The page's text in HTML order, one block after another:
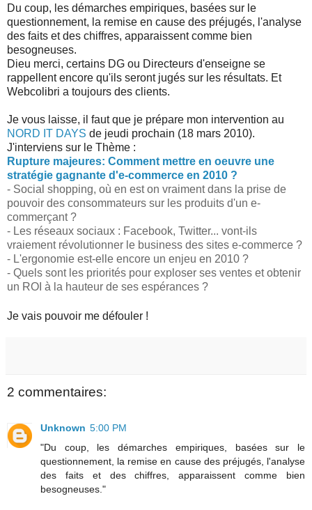
Du coup, les démarches empiriques, basées sur le
questionnement, la remise en cause des préjugés, l'analyse
des faits et des chiffres, apparaissent comme bien
besogneuses.
Dieu merci, certains DG ou Directeurs d'enseigne se
rappellent encore qu'ils seront jugés sur les résultats. Et
Webcolibri a toujours des clients.
Je vous laisse, il faut que je prépare mon intervention au
NORD IT DAYS de jeudi prochain (18 mars 2010).
J'interviens sur le Thème :
Rupture majeures: Comment mettre en oeuvre une
stratégie gagnante d'e-commerce en 2010 ?
- Social shopping, où en est on vraiment dans la prise de
pouvoir des consommateurs sur les produits d'un e-
commerçant ?
- Les réseaux sociaux : Facebook, Twitter... vont-ils
vraiement révolutionner le business des sites e-commerce ?
- L'ergonomie est-elle encore un enjeu en 2010 ?
- Quels sont les priorités pour exploser ses ventes et obtenir
un ROI à la hauteur de ses espérances ?
Je vais pouvoir me défouler !
2 commentaires:
Unknown 5:00 PM
"Du coup, les démarches empiriques, basées sur le
questionnement, la remise en cause des préjugés, l'analyse
des faits et des chiffres, apparaissent comme bien
besogneuses."